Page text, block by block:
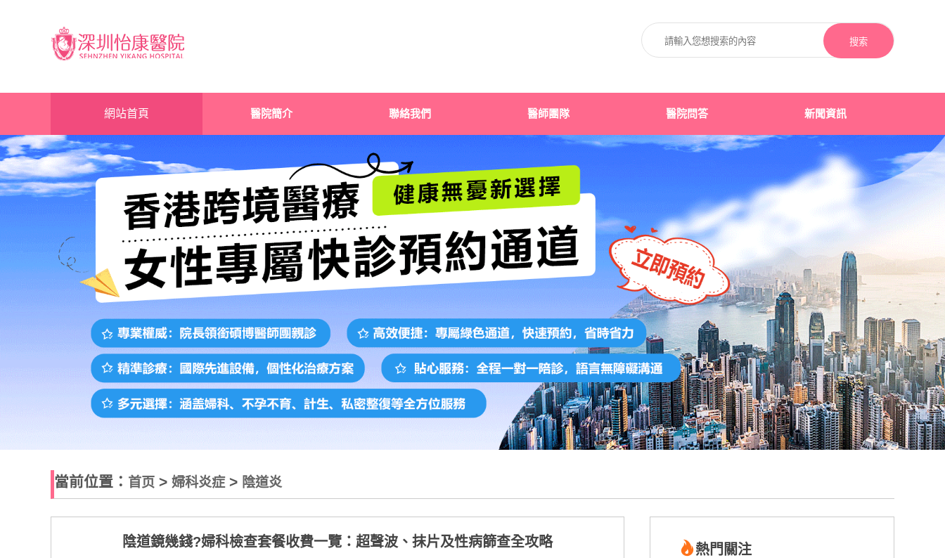
搜索
網站首頁 醫院簡介 聯絡我們 醫師團隊 醫院問答 新聞資訊
當前位置： 首页 > 婦科炎症> 陰道炎
陰道鏡幾錢?婦科檢查套餐收費一覽：超聲波、抹片及性病篩查全攻略 熱門關注